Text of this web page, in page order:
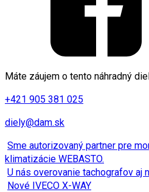
Máte záujem o tento náhradný
+421 905 381 025
diely@dam.sk
Sme autorizovaný partner pre
klimatizácie WEBASTO.
U nás overovanie tachografov aj
Nové IVECO X-WAY